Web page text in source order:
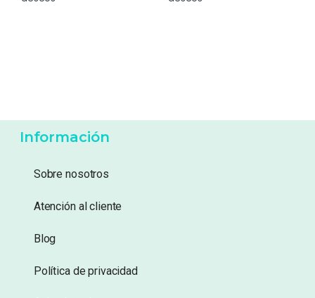
447,00€
deseos
74,99€